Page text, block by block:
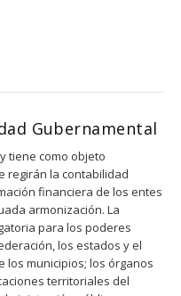
Gubernamental
tiene como objeto
regirán la contabilidad
financiera de los entes
armonización. La
para los poderes
los estados y el
los municipios; los órganos
territoriales del